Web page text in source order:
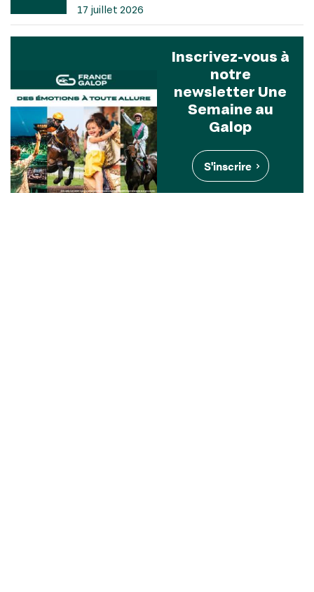
17 juillet 2026
Inscrivez-vous à
notre
newsletter Une
Semaine au
Galop
S'inscrire